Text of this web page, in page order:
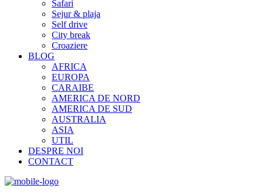
Safari
Sejur & plaja
Self drive
City break
Croaziere
BLOG
AFRICA
EUROPA
CARAIBE
AMERICA DE NORD
AMERICA DE SUD
AUSTRALIA
ASIA
UTIL
DESPRE NOI
CONTACT